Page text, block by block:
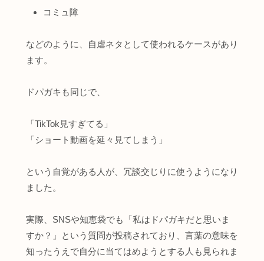
コミュ障
などのように、自虐ネタとして使われるケースがあり
ます。
ドパガキも同じで、
「TikTok見すぎてる」
「ショート動画を延々見てしまう」
という自覚がある人が、冗談交じりに使うようになり
ました。
実際、SNSや知恵袋でも「私はドパガキだと思いま
すか？」という質問が投稿されており、言葉の意味を
知ったうえで自分に当てはめようとする人も見られま